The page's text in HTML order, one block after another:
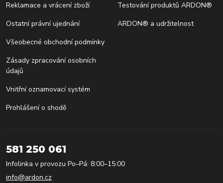
Reklamace a vrácení zboží
Ostatní právní ujednání
Všeobecné obchodní podmínky
Zásady zpracování osobních
údajů
Vnitřní oznamovací systém
Prohlášení o shodě
Testování produktů ARDON®
ARDON® a udržitelnost
581 250 061
Infolinka v provozu Po–Pá: 8:00–15:00
info@ardon.cz